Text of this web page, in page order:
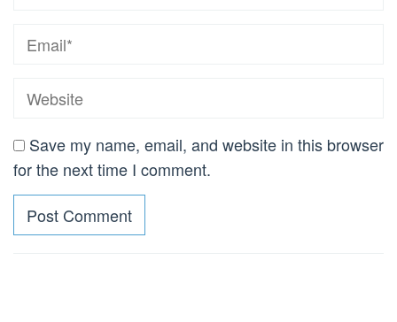
Save my name, email, and website in this browser
for the next time I comment.